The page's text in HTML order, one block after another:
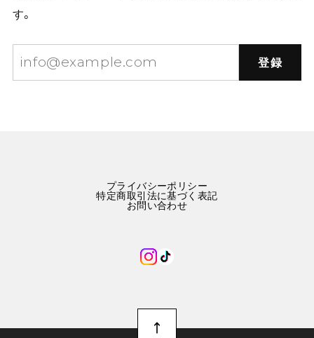
す。
登録
プライバシーポリシー
特定商取引法に基づく表記
お問い合わせ